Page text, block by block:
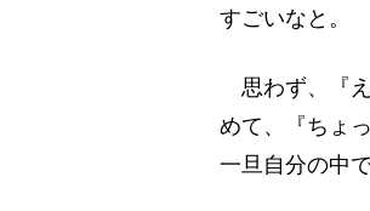
すごいなと。
思わず、『
めて、『ちょ
一旦自分の中